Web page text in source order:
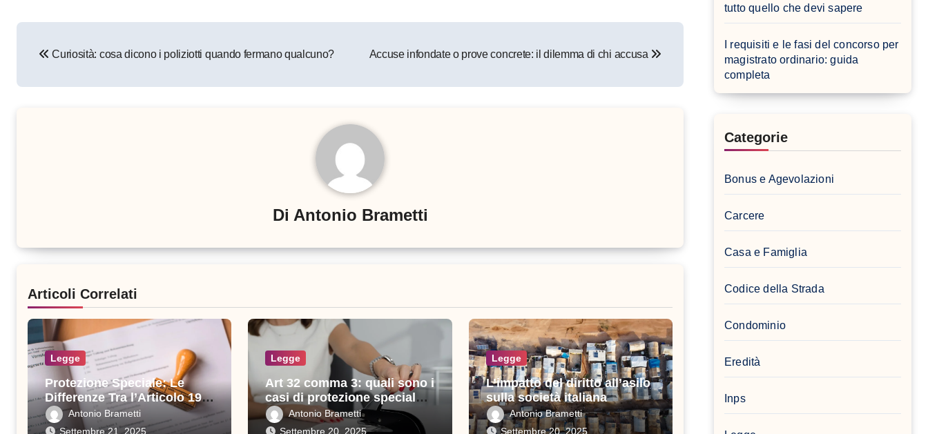
articoli
Curiosità: cosa dicono i poliziotti quando fermano qualcuno? Accuse infondate o prove concrete: il dilemma di chi accusa
Di Antonio Brametti
Articoli Correlati
Legge
Protezione Speciale: Le
Differenze Tra l’Articolo 19 e
l’Articolo 32
Antonio Brametti
Settembre 21, 2025
Legge
Art 32 comma 3: quali sono i
casi di protezione speciale
previstiAntonio Brametti
Settembre 20, 2025
Legge
L’impatto del diritto all’asilo
sulla società italiana
Antonio Brametti
Settembre 20, 2025
tutto quello che devi sapere
I requisiti e le fasi del concorso per
magistrato ordinario: guida
completa
Categorie
Bonus e Agevolazioni
Carcere
Casa e Famiglia
Codice della Strada
Condominio
Eredità
Inps